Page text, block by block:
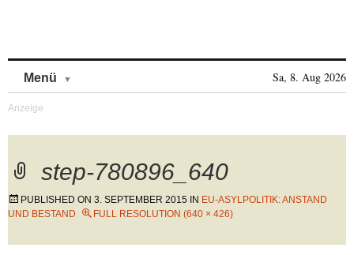
Menü Sa, 8. Aug 2026
step-780896_640
PUBLISHED ON 3. SEPTEMBER 2015 IN EU-ASYLPOLITIK: ANSTAND
UND BESTAND
FULL RESOLUTION (640 × 426)